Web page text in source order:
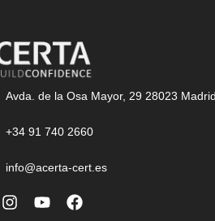
Avda. de la Osa Mayor, 29 28023
+34 91 740 2660
info@acerta-cert.es